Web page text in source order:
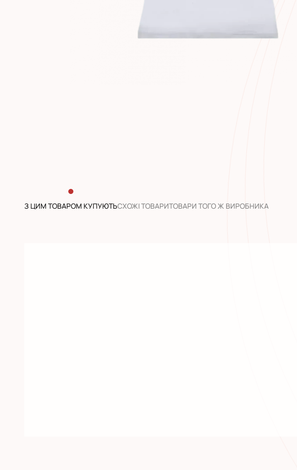
З ЦИМ ТОВАРОМ КУПУЮТЬCХОЖІ ТОВАРИТОВАРИ ТОГО Ж ВИРОБНИКА